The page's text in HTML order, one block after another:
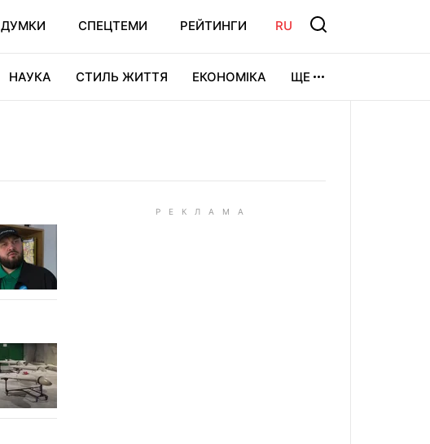
ДУМКИ СПЕЦТЕМИ РЕЙТИНГИ RU
НАУКА СТИЛЬ ЖИТТЯ ЕКОНОМІКА ЩЕ